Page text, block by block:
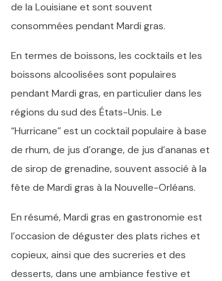
de la Louisiane et sont souvent
consommées pendant Mardi gras.
En termes de boissons, les cocktails et les
boissons alcoolisées sont populaires
pendant Mardi gras, en particulier dans les
régions du sud des États-Unis. Le
“Hurricane” est un cocktail populaire à base
de rhum, de jus d’orange, de jus d’ananas et
de sirop de grenadine, souvent associé à la
fête de Mardi gras à la Nouvelle-Orléans.
En résumé, Mardi gras en gastronomie est
l’occasion de déguster des plats riches et
copieux, ainsi que des sucreries et des
desserts, dans une ambiance festive et